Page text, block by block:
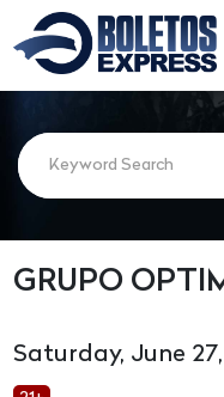
GRUPO
Saturday, June